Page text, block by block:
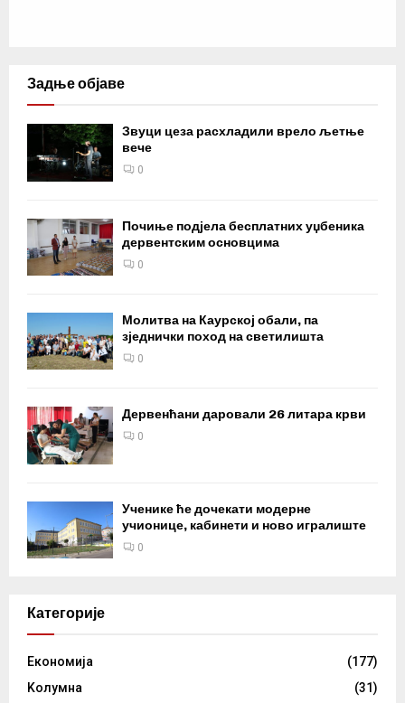
Задње објаве
Звуци цеза расхладили врело љетње
вече
0
Почиње подјела бесплатних уџбеника
дервентским основцима
0
Молитва на Каурској обали, па
зједнички поход на светилишта
0
Дервенћани даровали 26 литара крви
0
Ученике ће дочекати модерне
учионице, кабинети и ново игралиште
0
Категорије
Eкономија
(177)
Kолумнa
(31)